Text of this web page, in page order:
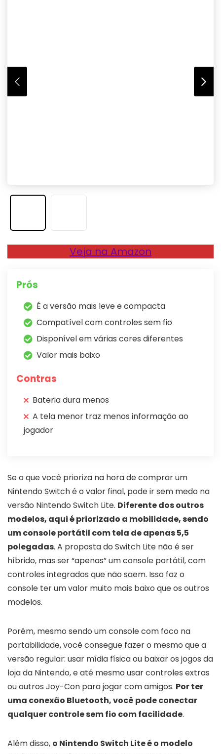
Veja na Amazon
Prós
É a versão mais leve e compacta
Compatível com controles sem fio
Disponível em várias cores diferentes
Valor mais baixo
Contras
Bateria dura menos
A tela menor traz menos informação ao
jogador
Se o que você prioriza na hora de comprar um
Nintendo Switch é o valor final, pode ir sem medo na
versão Nintendo Switch Lite. Diferente dos outros
modelos, aqui é priorizado a mobilidade, sendo
um console portátil com tela de apenas 5,5
polegadas. A proposta do Switch Lite não é ser
híbrido, mas ser “apenas” um console portátil, com
controles integrados que não saem. Isso faz o
console ter um valor muito mais baixo que os outros
modelos.
Porém, mesmo sendo um console com foco na
portabilidade, você consegue fazer o mesmo que a
versão regular: usar mídia física ou baixar os jogos da
loja da Nintendo, e até mesmo usar controles extras
ou outros Joy-Con para jogar com amigos. Por ter
uma conexão Bluetooth, você pode conectar
qualquer controle sem fio com facilidade.
Além disso, o Nintendo Switch Lite é o modelo